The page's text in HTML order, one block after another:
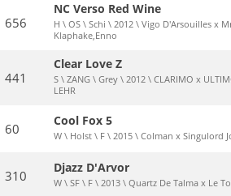
656
NC Verso Red Wine
H \ OS \ Schi \ 2012 \ Vigo D'Arsouilles x
Klaphake,Enno
441
Clear Love Z
S \ ZANG \ Grey \ 2012 \ CLARIMO x
LEHR
60
Cool Fox 5
W \ Holst \ F \ 2015 \ Colman x Singulord
310
Djazz D'Arvor
W \ SF \ F \ 2013 \ Quartz De Talma x Le